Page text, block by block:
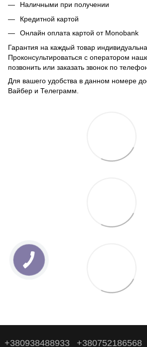
Наличными при получении
Кредитной картой
Онлайн оплата картой от Monobank
Гарантия на каждый товар
Проконсультироваться с оператором
позвонить или заказать звонок по
Для вашего удобства в данном номере
Вайбер и Телеграмм.
+380938488933 +380752186568